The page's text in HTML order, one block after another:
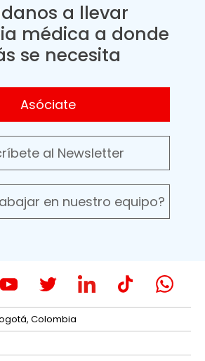
a llevar
médica a donde
se necesita
Asóciate
al Newsletter
en nuestro equipo?
Colombia